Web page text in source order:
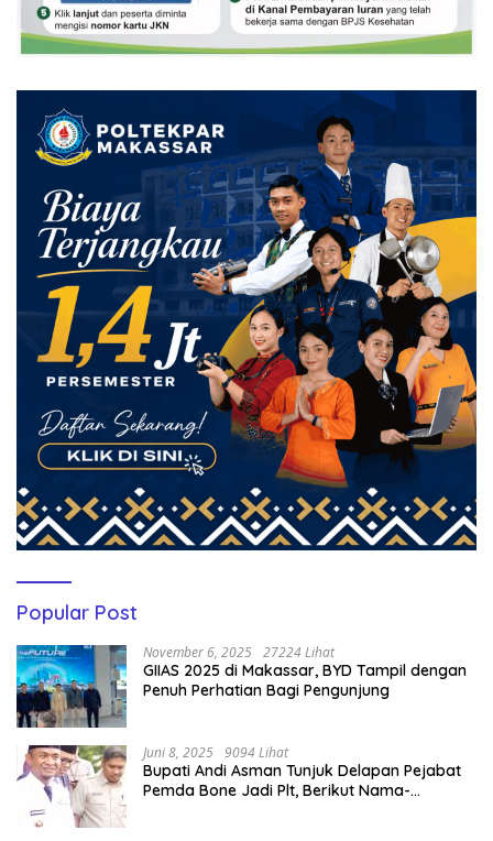
Popular Post
November 6, 2025 27224 Lihat
GIIAS 2025 di Makassar, BYD Tampil dengan
Penuh Perhatian Bagi Pengunjung
Juni 8, 2025 9094 Lihat
Bupati Andi Asman Tunjuk Delapan Pejabat
Pemda Bone Jadi Plt, Berikut Nama-